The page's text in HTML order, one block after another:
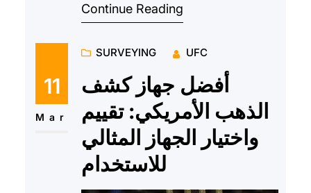
بصيلات…
Continue Reading
11
Mar
SURVEYING UFC
أفضل جهاز كشف
الذهب الأمريكي: تقييم
واختيار الجهاز المثالي
للاستخدام